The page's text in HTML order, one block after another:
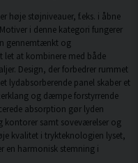
høje støjniveauer, f.eks. i åbne
i denne kategori fungerer
gennemtænkt og
let at kombinere med både
Design, der forbedrer rummet
lydabsorberende panel skaber et
og dæmpe forstyrrende
absorption gør lyden
kontorer samt soveværelser og
kvalitet i trykteknologien lyset,
en harmonisk stemning i